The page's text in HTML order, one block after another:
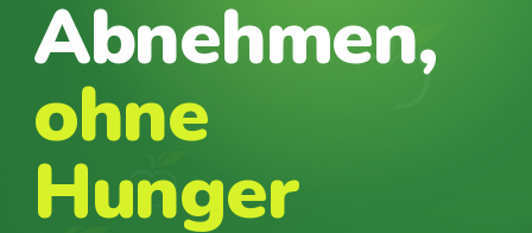
Abnehmen,
ohne
Hunger